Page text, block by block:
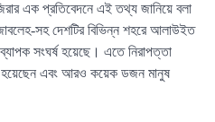
এক প্রতিবেদনে এই তথ্য জানিয়ে বলা
সহ দেশটির বিভিন্ন শহরে আলাউইত
সংঘর্ষ হয়েছে। এতে নিরাপত্তা
এবং আরও কয়েক ডজন মানুষ